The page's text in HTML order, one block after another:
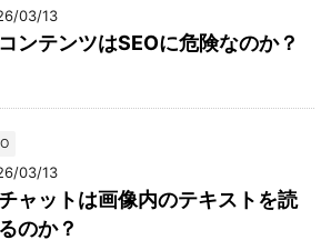
03/13
ンテンツはSEOに危険なのか？
03/13
ャットは画像内のテキストを読
のか？